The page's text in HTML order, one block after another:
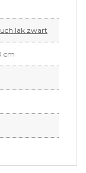
lak zwart
cm